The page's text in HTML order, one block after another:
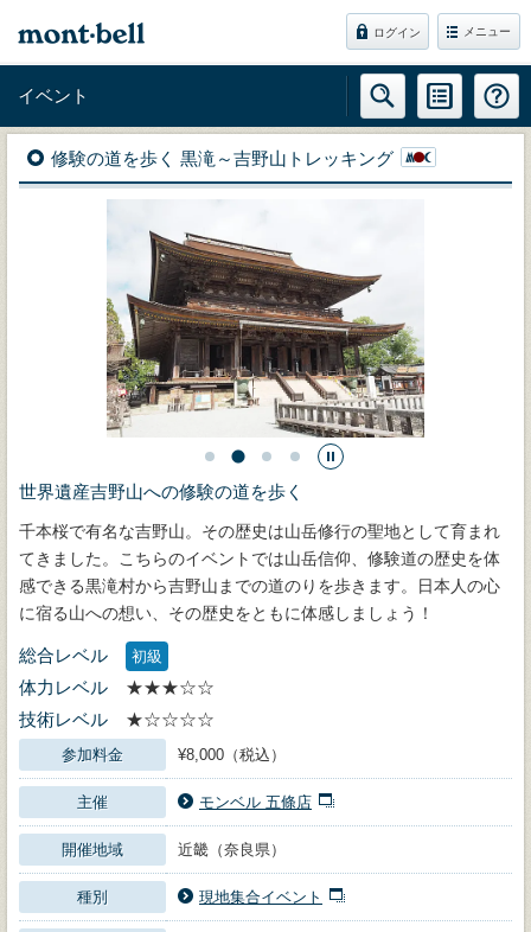
ログイン メニュー
イベント
修験の道を歩く 黒滝～吉野山トレッキング
世界遺産吉野山への修験の道を歩く
千本桜で有名な吉野山。その歴史は山岳修行の聖地として育まれ
てきました。こちらのイベントでは山岳信仰、修験道の歴史を体
感できる黒滝村から吉野山までの道のりを歩きます。日本人の心
に宿る山への想い、その歴史をともに体感しましょう！
総合レベル 初級
体力レベル
★★★☆☆
技術レベル
★☆☆☆☆
参加料金 ¥8,000（税込）
主催 モンベル 五條店
開催地域 近畿（奈良県）
種別 現地集合イベント